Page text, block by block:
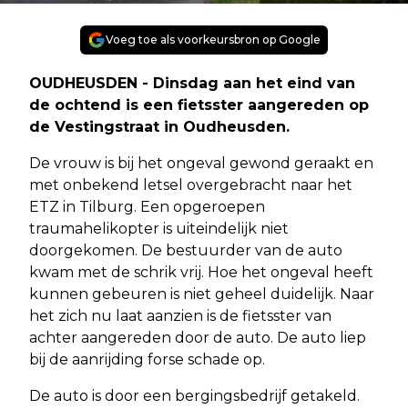
Voeg toe als voorkeursbron op Google
OUDHEUSDEN - Dinsdag aan het eind van
de ochtend is een fietsster aangereden op
de Vestingstraat in Oudheusden.
De vrouw is bij het ongeval gewond geraakt en
met onbekend letsel overgebracht naar het
ETZ in Tilburg. Een opgeroepen
traumahelikopter is uiteindelijk niet
doorgekomen. De bestuurder van de auto
kwam met de schrik vrij. Hoe het ongeval heeft
kunnen gebeuren is niet geheel duidelijk. Naar
het zich nu laat aanzien is de fietsster van
achter aangereden door de auto. De auto liep
bij de aanrijding forse schade op.
De auto is door een bergingsbedrijf getakeld.